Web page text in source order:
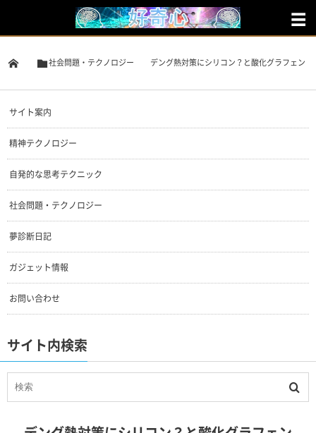
社会問題・テクノロジー デング熱対策にシリコン？と酸化グラフェン
サイト案内
精神テクノロジー
自発的な思考テクニック
社会問題・テクノロジー
夢診断日記
ガジェット情報
お問い合わせ
サイト内検索